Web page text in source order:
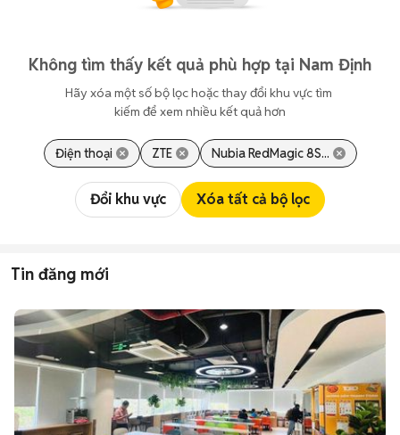
Không tìm thấy kết quả phù hợp tại Nam Định
Hãy xóa một số bộ lọc hoặc thay đổi khu vực tìm
kiếm để xem nhiều kết quả hơn
Điện thoại ZTE Nubia RedMagic 8S...
Đổi khu vực Xóa tất cả bộ lọc
Tin đăng mới